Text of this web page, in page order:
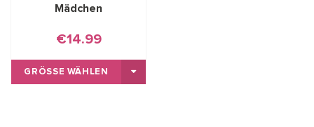
Mädchen
€14.99
GRÖSSE WÄHLEN